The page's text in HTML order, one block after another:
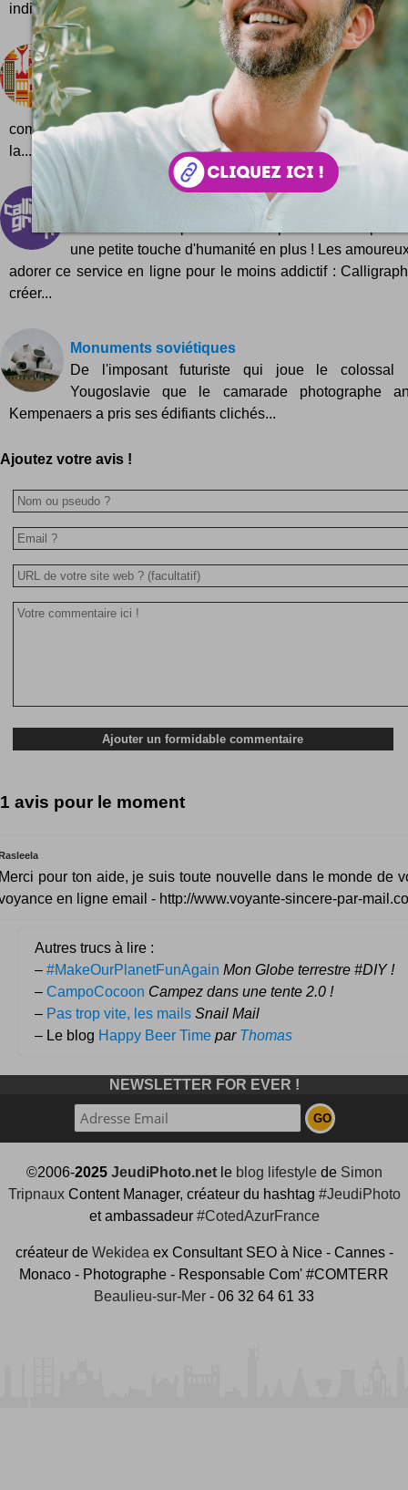
indifférent. C
24 heures à Madrid
24 hours in Madrid, Spain est une chouette
Fernando Volken Togni ... Une campagne
compte de Oryx Magazine et Qatar Airways par Fernando
la...
Calligraphr
Un bien bel outil pour réaliser rapidement des
une petite touche d'humanité en plus ! Les
adorer ce service en ligne pour le moins addictif :
créer...
Monuments soviétiques
De l'imposant futuriste qui joue le colossal
Yougoslavie que le camarade photographe
Kempenaers a pris ses édifiants clichés...
Ajoutez votre avis !
1 avis pour le moment
pour ton aide, je suis toute nouvelle dans le monde de
en ligne email - http://www.voyante-sincere-par-
Autres trucs à lire :
– #MakeOurPlanetFunAgain Mon Globe terrestre #DIY !
– CampoCocoon Campez dans une tente 2.0 !
– Pas trop vite, les mails Snail Mail
– Le blog Happy Beer Time par Thomas
NEWSLETTER FOR EVER !
©2006-2025 JeudiPhoto.netle blog lifestylede Simon
TripnauxContent Manager, créateur du hashtag #JeudiPhoto
et ambassadeur #CotedAzurFrance
créateur de Wekidea ex Consultant SEO à Nice - Cannes -
Monaco - Photographe - Responsable Com' #COMTERR
Beaulieu-sur-Mer - 06 32 64 61 33